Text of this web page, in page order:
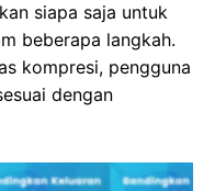
siapa saja untuk
beberapa langkah.
kompresi, pengguna
dengan